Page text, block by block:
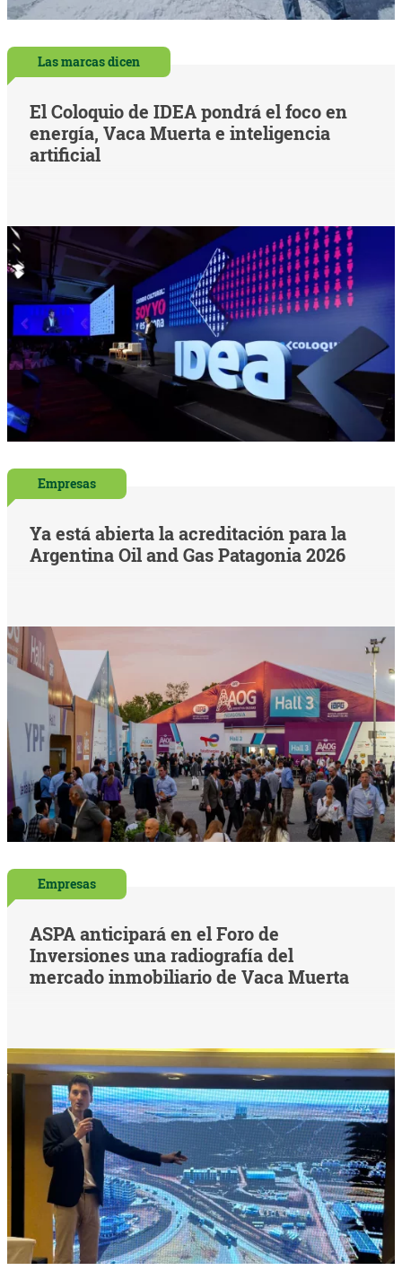
Las marcas dicen
El Coloquio de IDEA pondrá el foco en
energía, Vaca Muerta e inteligencia
artificial
Empresas
Ya está abierta la acreditación para la
Argentina Oil and Gas Patagonia 2026
Empresas
ASPA anticipará en el Foro de
Inversiones una radiografía del
mercado inmobiliario de Vaca Muerta